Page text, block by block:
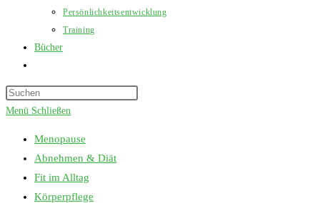
Persönlichkeitsentwicklung
Training
Bücher
umschalten
Menü Schließen
Menopause
Abnehmen & Diät
Fit im Alltag
Körperpflege